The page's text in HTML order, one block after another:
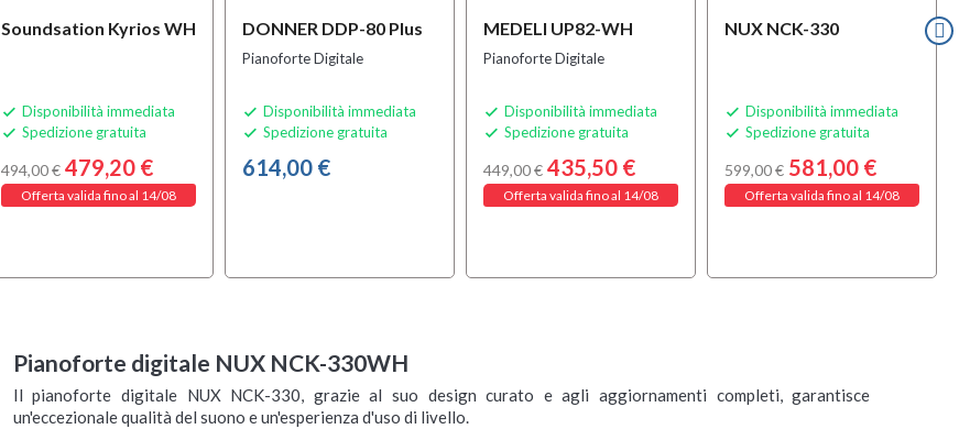
Soundsation Kyrios WH
 Disponibilità immediata
 Spedizione gratuita
494,00 € 479,20 €
Offerta valida fino al 14/08
DONNER DDP-80 Plus
Pianoforte Digitale
 Disponibilità immediata
 Spedizione gratuita
614,00 €
MEDELI UP82-WH
Pianoforte Digitale
 Disponibilità immediata
 Spedizione gratuita
449,00 € 435,50 €
Offerta valida fino al 14/08
NUX NCK-330
 Disponibilità immediata
 Spedizione gratuita
599,00 € 581,00 €
Offerta valida fino al 14/08
Pianoforte digitale NUX NCK-330WH
Il pianoforte digitale NUX NCK-330, grazie al suo design curato e agli aggiornamenti completi, garantisce
un'eccezionale qualità del suono e un'esperienza d'uso di livello.